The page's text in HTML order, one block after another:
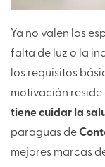
Ya no valen los
falta de luz o la
los requisitos
motivación reside
tiene cuidar la
paraguas de
mejores marcas